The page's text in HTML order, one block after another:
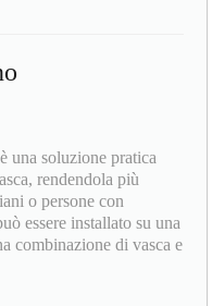
una soluzione pratica
rendendola più
o persone con
essere installato su una
combinazione di vasca e